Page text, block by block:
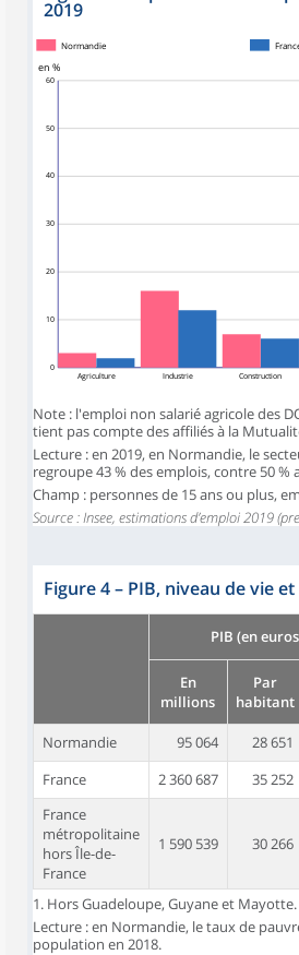
2019
0
10
20
30
40
50
60
en %
Agriculture Industrie Construction
Normandie
Note : l'emploi non salarié agricole des
tient pas compte des affiliés à la
Lecture : en 2019, en Normandie, le
regroupe 43 % des emplois, contre 50 %
Champ : personnes de 15 ans ou plus,
Source : Insee, estimations d’emploi 2019
Figure 4– PIB, niveau de vie
PIB (en
En
millions
Par
habitant
Normandie 95 064 28 651
France
2 360 687 35 252
France
métropolitaine
hors Île-de-
France
1 590 539 30 266
1. Hors Guadeloupe, Guyane et Mayotte.
Lecture : en Normandie, le taux de
population en 2018.